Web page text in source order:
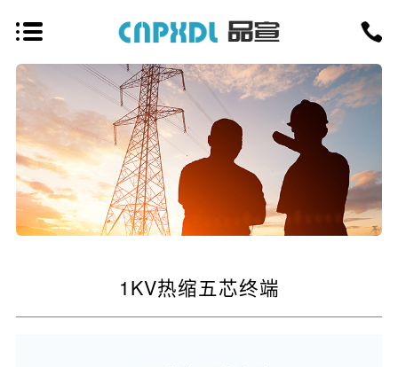
1KV热缩五芯终端